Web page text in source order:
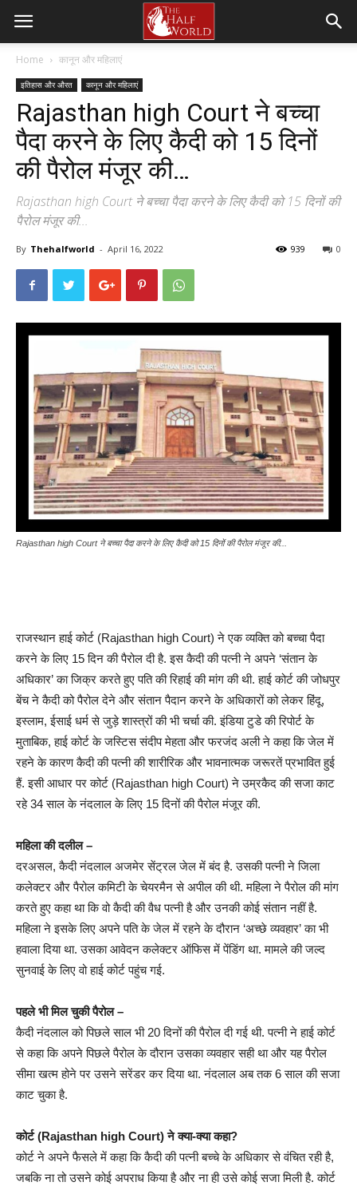
Home कानून और महिलाएं
इतिहास और औरत कानून और महिलाएं
Rajasthan high Court ने बच्चा
पैदा करने के लिए कैदी को 15 दिनों
की पैरोल मंजूर की…
Rajasthan high Court ने बच्चा पैदा करने के लिए कैदी को 15 दिनों की
पैरोल मंजूर की...
By Thehalfworld - April 16, 2022 0
939
Rajasthan high Court ने बच्चा पैदा करने के लिए कैदी को 15 दिनों की पैरोल मंजूर की...
राजस्थान हाई कोर्ट (Rajasthan high Court) ने एक व्यक्ति को बच्चा पैदा
करने के लिए 15 दिन की पैरोल दी है. इस कैदी की पत्नी ने अपने ‘संतान के
अधिकार’ का जिक्र करते हुए पति की रिहाई की मांग की थी. हाई कोर्ट की जोधपुर
बेंच ने कैदी को पैरोल देने और संतान पैदान करने के अधिकारों को लेकर हिंदू,
इस्लाम, ईसाई धर्म से जुड़े शास्त्रों की भी चर्चा की. इंडिया टुडे की रिपोर्ट के
मुताबिक, हाई कोर्ट के जस्टिस संदीप मेहता और फरजंद अली ने कहा कि जेल में
रहने के कारण कैदी की पत्नी की शारीरिक और भावनात्मक जरूरतें प्रभावित हुई
हैं. इसी आधार पर कोर्ट (Rajasthan high Court) ने उम्रकैद की सजा काट
रहे 34 साल के नंदलाल के लिए 15 दिनों की पैरोल मंजूर की.
महिला की दलील –
दरअसल, कैदी नंदलाल अजमेर सेंट्रल जेल में बंद है. उसकी पत्नी ने जिला
कलेक्टर और पैरोल कमिटी के चेयरमैन से अपील की थी. महिला ने पैरोल की मांग
करते हुए कहा था कि वो कैदी की वैध पत्नी है और उनकी कोई संतान नहीं है.
महिला ने इसके लिए अपने पति के जेल में रहने के दौरान ‘अच्छे व्यवहार’ का भी
हवाला दिया था. उसका आवेदन कलेक्टर ऑफिस में पेंडिंग था. मामले की जल्द
सुनवाई के लिए वो हाई कोर्ट पहुंच गई.
पहले भी मिल चुकी पैरोल –
कैदी नंदलाल को पिछले साल भी 20 दिनों की पैरोल दी गई थी. पत्नी ने हाई कोर्ट
से कहा कि अपने पिछले पैरोल के दौरान उसका व्यवहार सही था और यह पैरोल
सीमा खत्म होने पर उसने सरेंडर कर दिया था. नंदलाल अब तक 6 साल की सजा
काट चुका है.
कोर्ट (Rajasthan high Court) ने क्या-क्या कहा?
कोर्ट ने अपने फैसले में कहा कि कैदी की पत्नी बच्चे के अधिकार से वंचित रही है,
जबकि ना तो उसने कोई अपराध किया है और ना ही उसे कोई सजा मिली है. कोर्ट